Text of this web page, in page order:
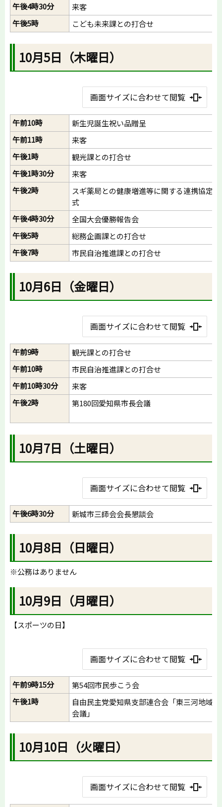
午後4時30分
来客
午後5時
こども未来課との打合せ
10月5日（木曜日）
画面サイズに合わせて閲覧
午前10時
新生児誕生祝い品贈呈
午前11時
来客
午後1時
観光課との打合せ
午後1時30分
来客
午後2時
スギ薬局との健康増進等に関する連携協定
式
午後4時30分
全国大会優勝報告会
午後5時
総務企画課との打合せ
午後7時
市民自治推進課との打合せ
10月6日（金曜日）
画面サイズに合わせて閲覧
午前9時
観光課との打合せ
午前10時
市民自治推進課との打合せ
午前10時30分
来客
午後2時
第180回愛知県市長会議
10月7日（土曜日）
画面サイズに合わせて閲覧
午後6時30分 新城市三師会会長懇談会
10月8日（日曜日）
※公務はありません
10月9日（月曜日）
【スポーツの日】
画面サイズに合わせて閲覧
午前9時15分
第54回市民歩こう会
午後1時
自由民主党愛知県支部連合会「東三河地域
会議」
10月10日（火曜日）
画面サイズに合わせて閲覧